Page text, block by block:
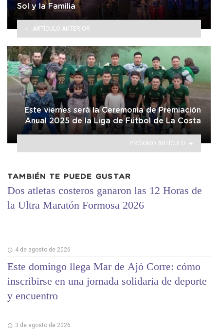
Sol y la Familia
ARTÍCULO ANTERIOR
Este viernes será la Ceremonia de Premiación
Anual 2025 de la Liga de Fútbol de La Costa
PRÓXIMO ARTÍCULO
TAMBIÉN TE PUEDE GUSTAR
Dos atletas costeros ganaron las 12 Horas de
la Ultra Maratón Formosa 2026
4 de agosto de 2026
Este domingo llega Mar de Ajó Corre: cómo
inscribirse en una jornada solidaria de deporte
y encuentro
3 de agosto de 2026